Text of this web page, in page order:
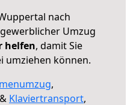
nach
Umzug
helfen, damit Sie
umziehen können.
,
Klaviertransport,